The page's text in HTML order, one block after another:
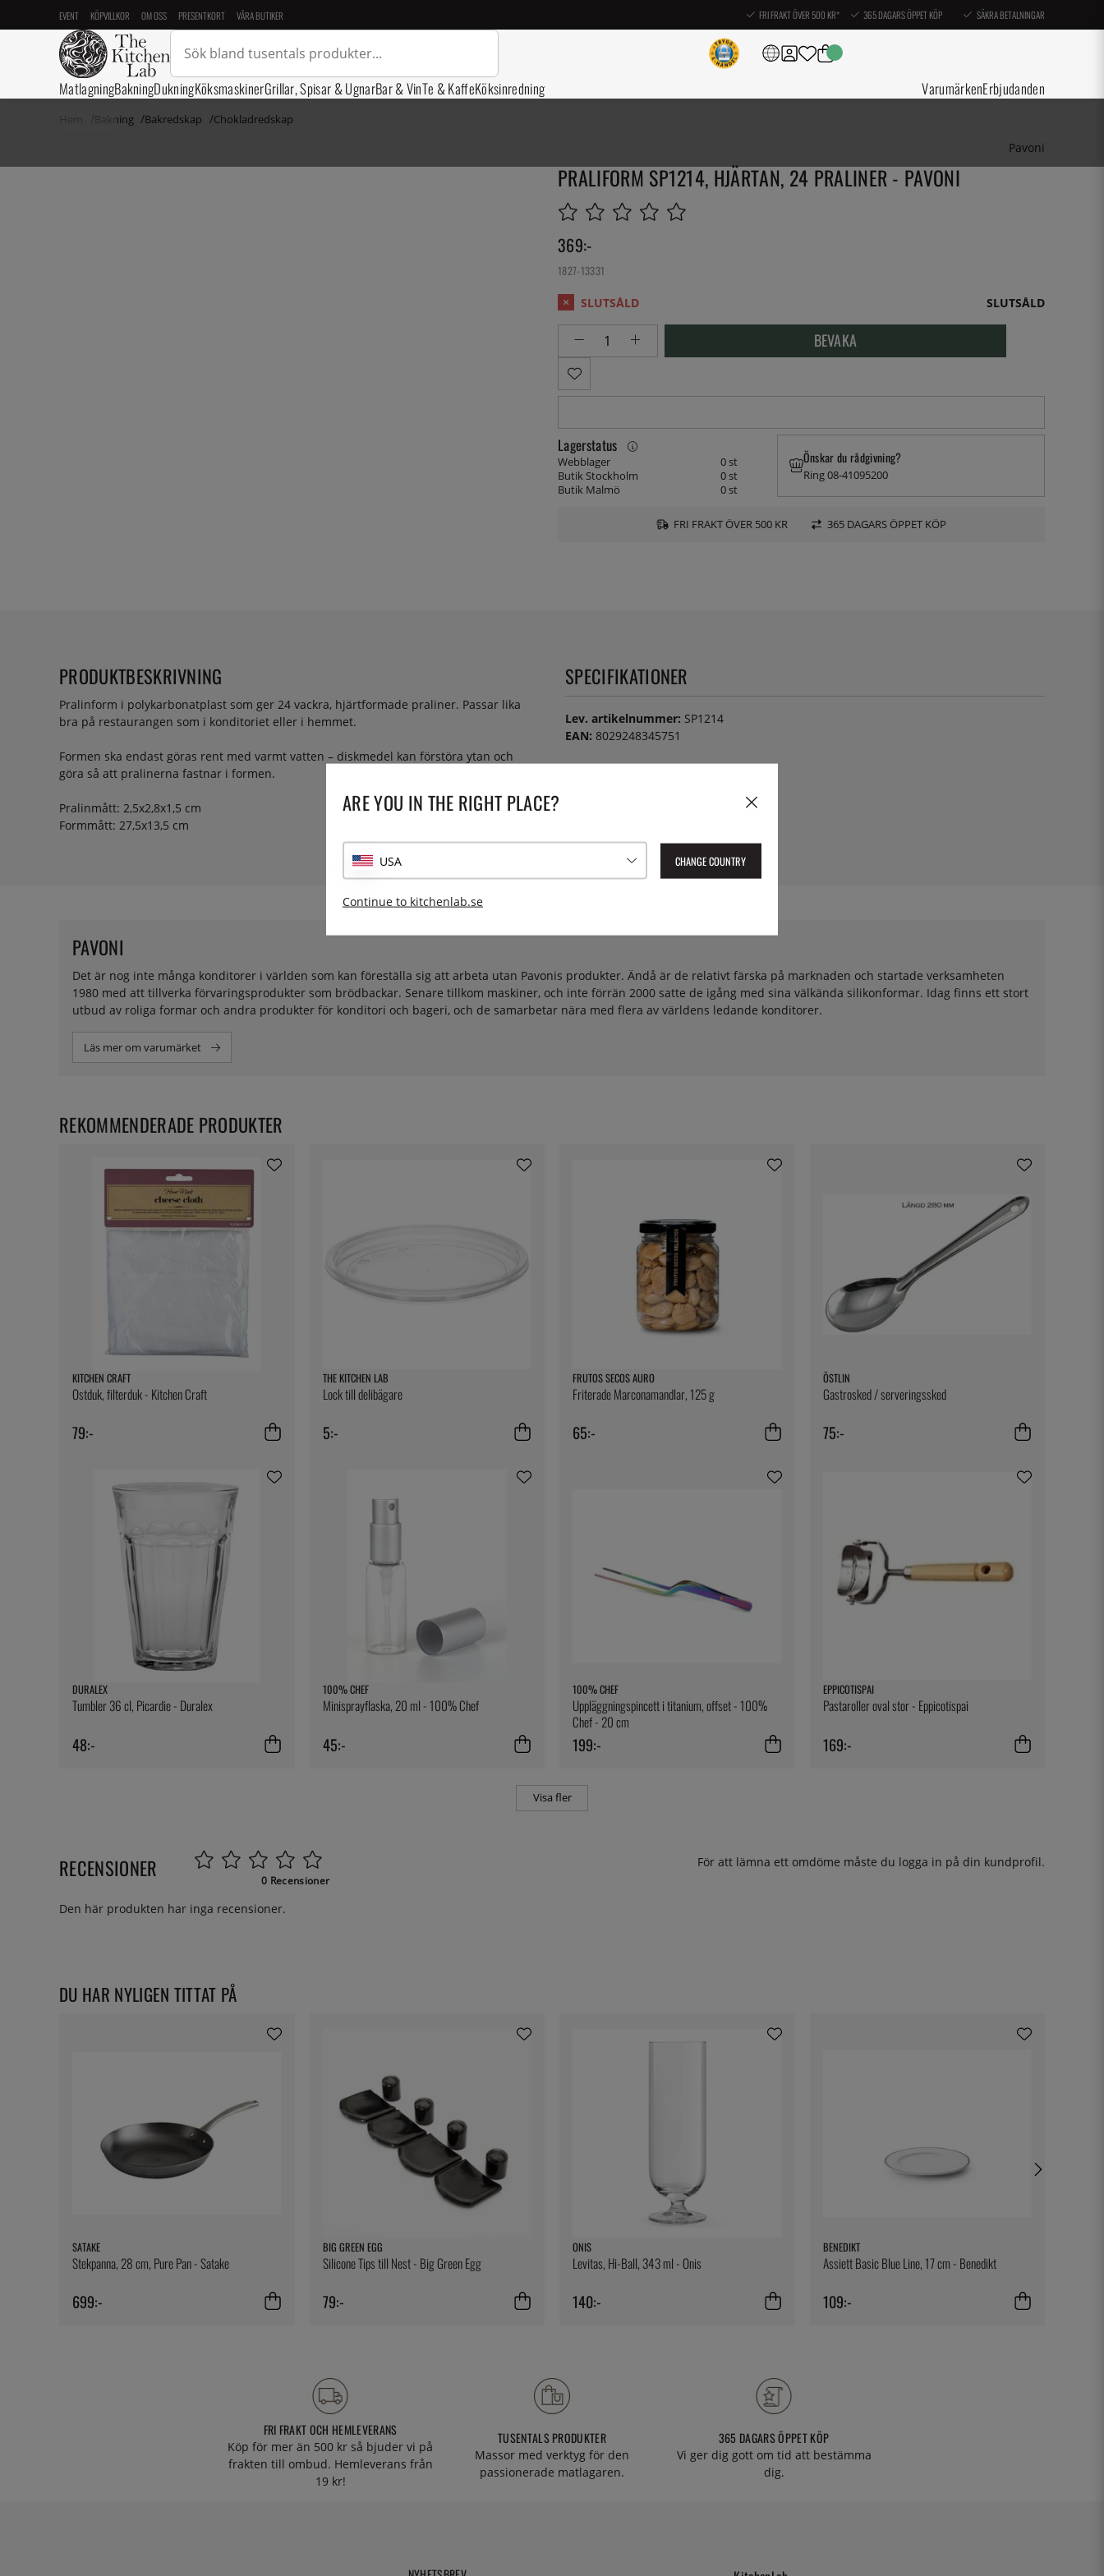
EVENT KÖPVILLKOR OM OSS PRESENTKORT VÅRA BUTIKER FRI FRAKT ÖVER 500 KR* 365 DAGARS ÖPPET KÖP SÄKRA BETALNINGAR
MatlagningBakningDukningKöksmaskinerGrillar, Spisar & UgnarBar & VinTe & KaffeKöksinredning VarumärkenErbjudanden
Bakning Bakredskap Chokladredskap
Pavoni
PRALIFORM SP1214, HJÄRTAN, 24 PRALINER - PAVONI
369:-
1827-13331
SLUTSÅLD
BEVAKA
Lagerstatus
Webblager
0 st
Butik Stockholm
0 st
Butik Malmö
0 st
Önskar du rådgivning?
Ring 08-41095200
FRI FRAKT ÖVER 500 KR 365 DAGARS ÖPPET KÖP
PRODUKTBESKRIVNING
Pralinform i polykarbonatplast som ger 24 vackra, hjärtformade praliner. Passar lika
bra på restaurangen som i konditoriet eller i hemmet.
Formen ska endast göras rent med varmt vatten – diskmedel kan förstöra ytan och
göra så att pralinerna fastnar i formen.
Pralinmått: 2,5x2,8x1,5 cm
Formmått: 27,5x13,5 cm
SPECIFIKATIONER
Lev. artikelnummer: SP1214
EAN: 8029248345751
Det är nog inte många konditorer i världen som kan föreställa sig att arbeta utan Pavonis produkter. Ändå är de relativt färska på marknaden och startade verksamheten
1980 med att tillverka förvaringsprodukter som brödbackar. Senare tillkom maskiner, och inte förrän 2000 satte de igång med sina välkända silikonformar. Idag finns ett stort
utbud av roliga formar och andra produkter för konditori och bageri, och de samarbetar nära med flera av världens ledande konditorer.
PAVONI
Läs mer om varumärket
KITCHEN CRAFT
Ostduk, filterduk - Kitchen Craft
79:-
THE KITCHEN LAB
Lock till delibägare
5:-
FRUTOS SECOS AURO
Friterade Marconamandlar, 125 g
65:-
ÖSTLIN
Gastrosked / serveringssked
75:-
DURALEX
Tumbler 36 cl, Picardie - Duralex
48:-
100% CHEF
Minisprayflaska, 20 ml - 100% Chef
45:-
100% CHEF
Uppläggningspincett i titanium, offset - 100%
Chef - 20 cm
199:-
EPPICOTISPAI
Pastaroller oval stor - Eppicotispai
169:-
Visa fler
REKOMMENDERADE PRODUKTER
RECENSIONER 0 Recensioner
För att lämna ett omdöme måste du logga in på din kundprofil.
Den här produkten har inga recensioner.
DU HAR NYLIGEN TITTAT PÅ
SATAKE
Stekpanna, 28 cm, Pure Pan - Satake
699:-
BIG GREEN EGG
Silicone Tips till Nest - Big Green Egg
79:-
ONIS
Levitas, Hi-Ball, 343 ml - Onis
140:-
BENEDIKT
Assiett Basic Blue Line, 17 cm - Benedikt
109:-
FRI FRAKT OCH HEMLEVERANS
Köp för mer än 500 kr så bjuder vi på
frakten till ombud. Hemleverans från
19 kr!
TUSENTALS PRODUKTER
Massor med verktyg för den
passionerade matlagaren.
365 DAGARS ÖPPET KÖP
Vi ger dig gott om tid att bestämma
dig.
ARE YOU IN THE RIGHT PLACE?
USA CHANGE COUNTRY
Continue to kitchenlab.se